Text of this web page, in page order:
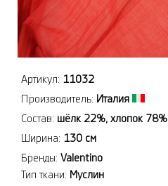
Артикул: 11032
Производитель: Италия
Состав: шёлк 22%, хлопок 78%
Ширина: 130 см
Бренды: Valentino
Тип ткани: Муслин